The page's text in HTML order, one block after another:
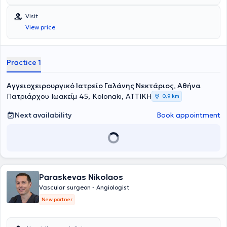
the position of Assistant Professor of Medicine at AUTh Medical
School.
Visit
View price
Practice 1
Αγγειοχειρουργικό Ιατρείο Γαλάνης Νεκτάριος, Αθήνα
Πατριάρχου Ιωακείμ 45, Kolonaki, ΑΤΤΙΚΗ
0,9 km
Next availability Book appointment
Paraskevas Nikolaos
Vascular surgeon - Angiologist
New partner